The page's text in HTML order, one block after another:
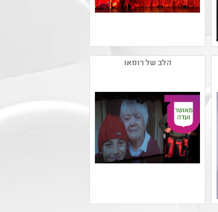
קטגוריה: תיאטרון ילדים
,תיאטרון לגיל הרך ,עיבוד
נושאים: כיתות א'-ב' - חירום
,תשפב
הלב של רומאו